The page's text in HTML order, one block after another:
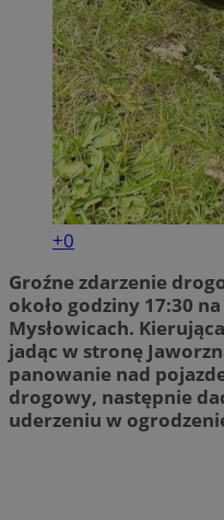
+0
Groźne zdarzenie
około godziny 17:30
Mysłowicach.
jadąc w stronę
panowanie nad
drogowy, następnie
uderzeniu w